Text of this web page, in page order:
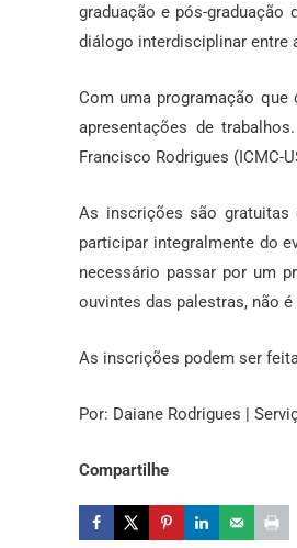
graduação e pós-
diálogo interdisciplinar entre
Com uma programação
apresentações de
Francisco Rodrigues (ICMC-
As inscrições são gratuitas
participar integralmente do
necessário passar por um
ouvintes das palestras, não
As inscrições podem ser
Por: Daiane Rodrigues |
Compartilhe